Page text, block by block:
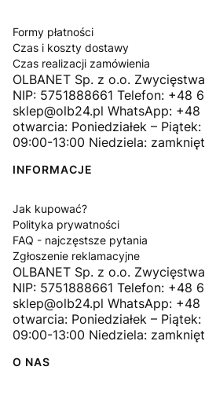
Formy płatności
Czas i koszty dostawy
Czas realizacji zamówienia
OLBANET Sp. z o.o.
NIP: 5751888661 Telefon: +48
sklep@olb24.pl WhatsApp:
otwarcia: Poniedziałek –
09:00-13:00 Niedziela:
INFORMACJE
Jak kupować?
Polityka prywatności
FAQ - najczęstsze pytania
Zgłoszenie reklamacyjne
OLBANET Sp. z o.o.
NIP: 5751888661 Telefon: +48
sklep@olb24.pl WhatsApp:
otwarcia: Poniedziałek –
09:00-13:00 Niedziela:
O NAS